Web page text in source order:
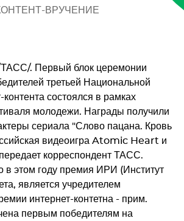
ВРУЧЕНИЕ
. Первый блок церемонии
третьей Национальной
состоялся в рамках
молодежи. Награды получили
сериала "Слово пацана. Кровь
видеоигра Atomic Heart и
корреспондент ТАСС.
в этом году премия ИРИ (Институт
является учредителем
интернет-контетна - прим.
первым победителям на